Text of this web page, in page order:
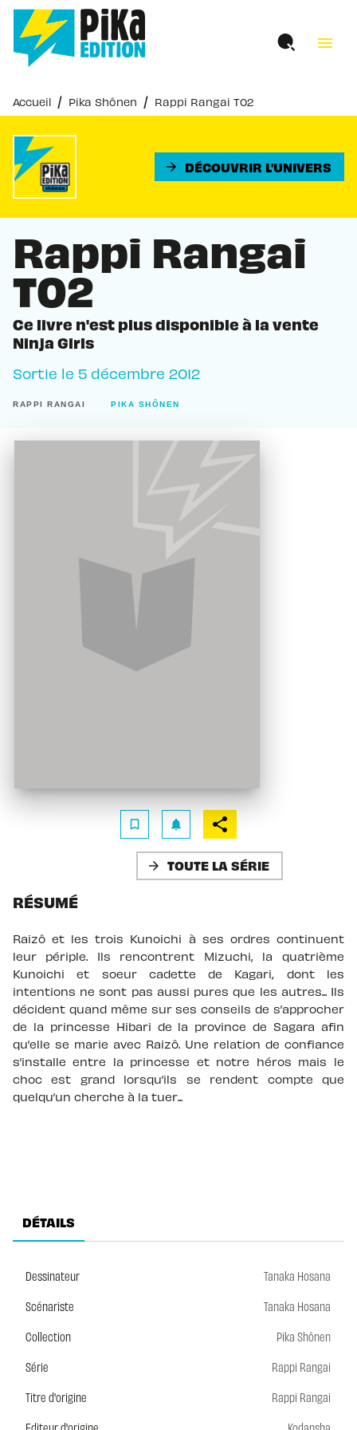
MENU RECHERCHE
PIED DE PAGE
menu
Accueil / Pika Shônen / Rappi Rangai T02
arrow_forward DÉCOUVRIR L'UNIVERS
Rappi Rangai
T02
Ce livre n'est plus disponible à la vente
Ninja Girls
Sortie le 5 décembre 2012
RAPPI RANGAI PIKA SHÔNEN
bookmark_border notifications
arrow_forward TOUTE LA SÉRIE
RÉSUMÉ
Raizô et les trois Kunoichi à ses ordres continuent
leur périple. Ils rencontrent Mizuchi, la quatrième
Kunoichi et soeur cadette de Kagari, dont les
intentions ne sont pas aussi pures que les autres... Ils
décident quand même sur ses conseils de s’approcher
de la princesse Hibari de la province de Sagara afin
qu’elle se marie avec Raizô. Une relation de confiance
s’installe entre la princesse et notre héros mais le
choc est grand lorsqu’ils se rendent compte que
quelqu’un cherche à la tuer...
DÉTAILS
Dessinateur
Tanaka Hosana
Scénariste
Tanaka Hosana
Collection
Pika Shônen
Série
Rappi Rangai
Titre d'origine
Rappi Rangai